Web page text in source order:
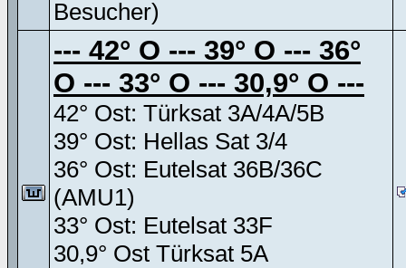
Besucher)
--- 42° O --- 39° O --- 36°
O --- 33° O --- 30,9° O ---
42° Ost: Türksat 3A/4A/5B
39° Ost: Hellas Sat 3/4
36° Ost: Eutelsat 36B/36C
(AMU1)
33° Ost: Eutelsat 33F
30,9° Ost Türksat 5A